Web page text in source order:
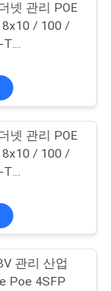
블
49
넷 관리 POE
8x10 / 100 /
T
X SFP
넷 관리 POE
8x10 / 100 /
T
X SFP
관리 산업
Poe 4SFP